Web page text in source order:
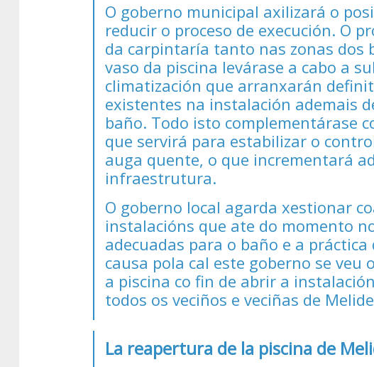
O goberno municipal axilizará o
reducir o proceso de execución. O
da carpintaría tanto nas zonas dos
vaso da piscina levárase a cabo a
climatización que arranxarán
existentes na instalación ademais
baño. Todo isto complementárase
que servirá para estabilizar o
auga quente, o que incrementará
infraestrutura.
O goberno local agarda xestionar
instalacións que ate do momento
adecuadas para o baño e a
causa pola cal este goberno se
a piscina co fin de abrir a
todos os veciños e veciñas de
La reapertura de la piscina de